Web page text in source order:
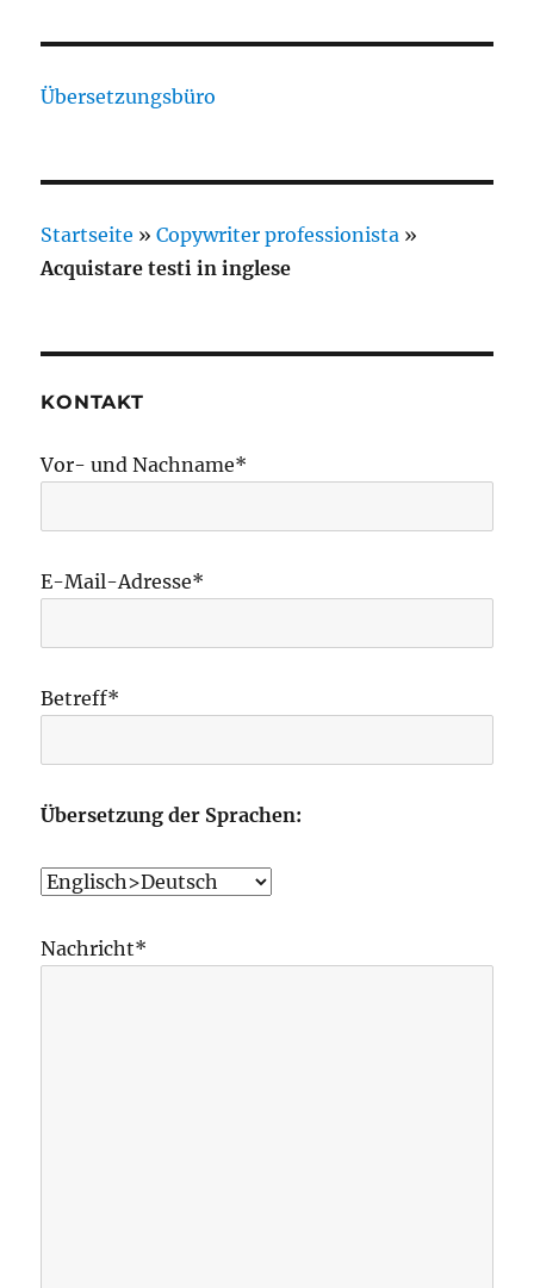
Übersetzungsbüro
Startseite »Copywriter professionista »
Acquistare testi in inglese
KONTAKT
Vor- und Nachname*
E-Mail-Adresse*
Betreff*
Übersetzung der Sprachen:
Nachricht*